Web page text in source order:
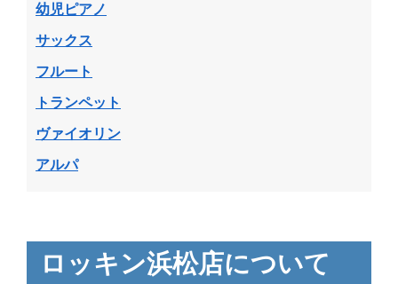
幼児ピアノ
サックス
フルート
トランペット
ヴァイオリン
アルパ
ロッキン浜松店について